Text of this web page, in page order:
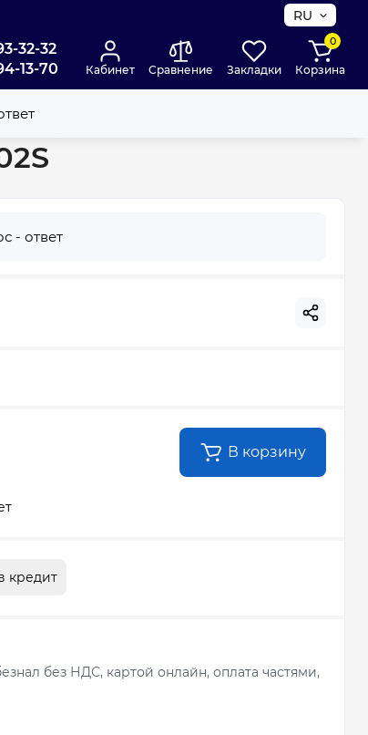
RU
32-32
13-70
Кабинет Сравнение Закладки
0
Корзина
- ответ
В корзину
кредит
без НДС, картой онлайн, оплата частями,